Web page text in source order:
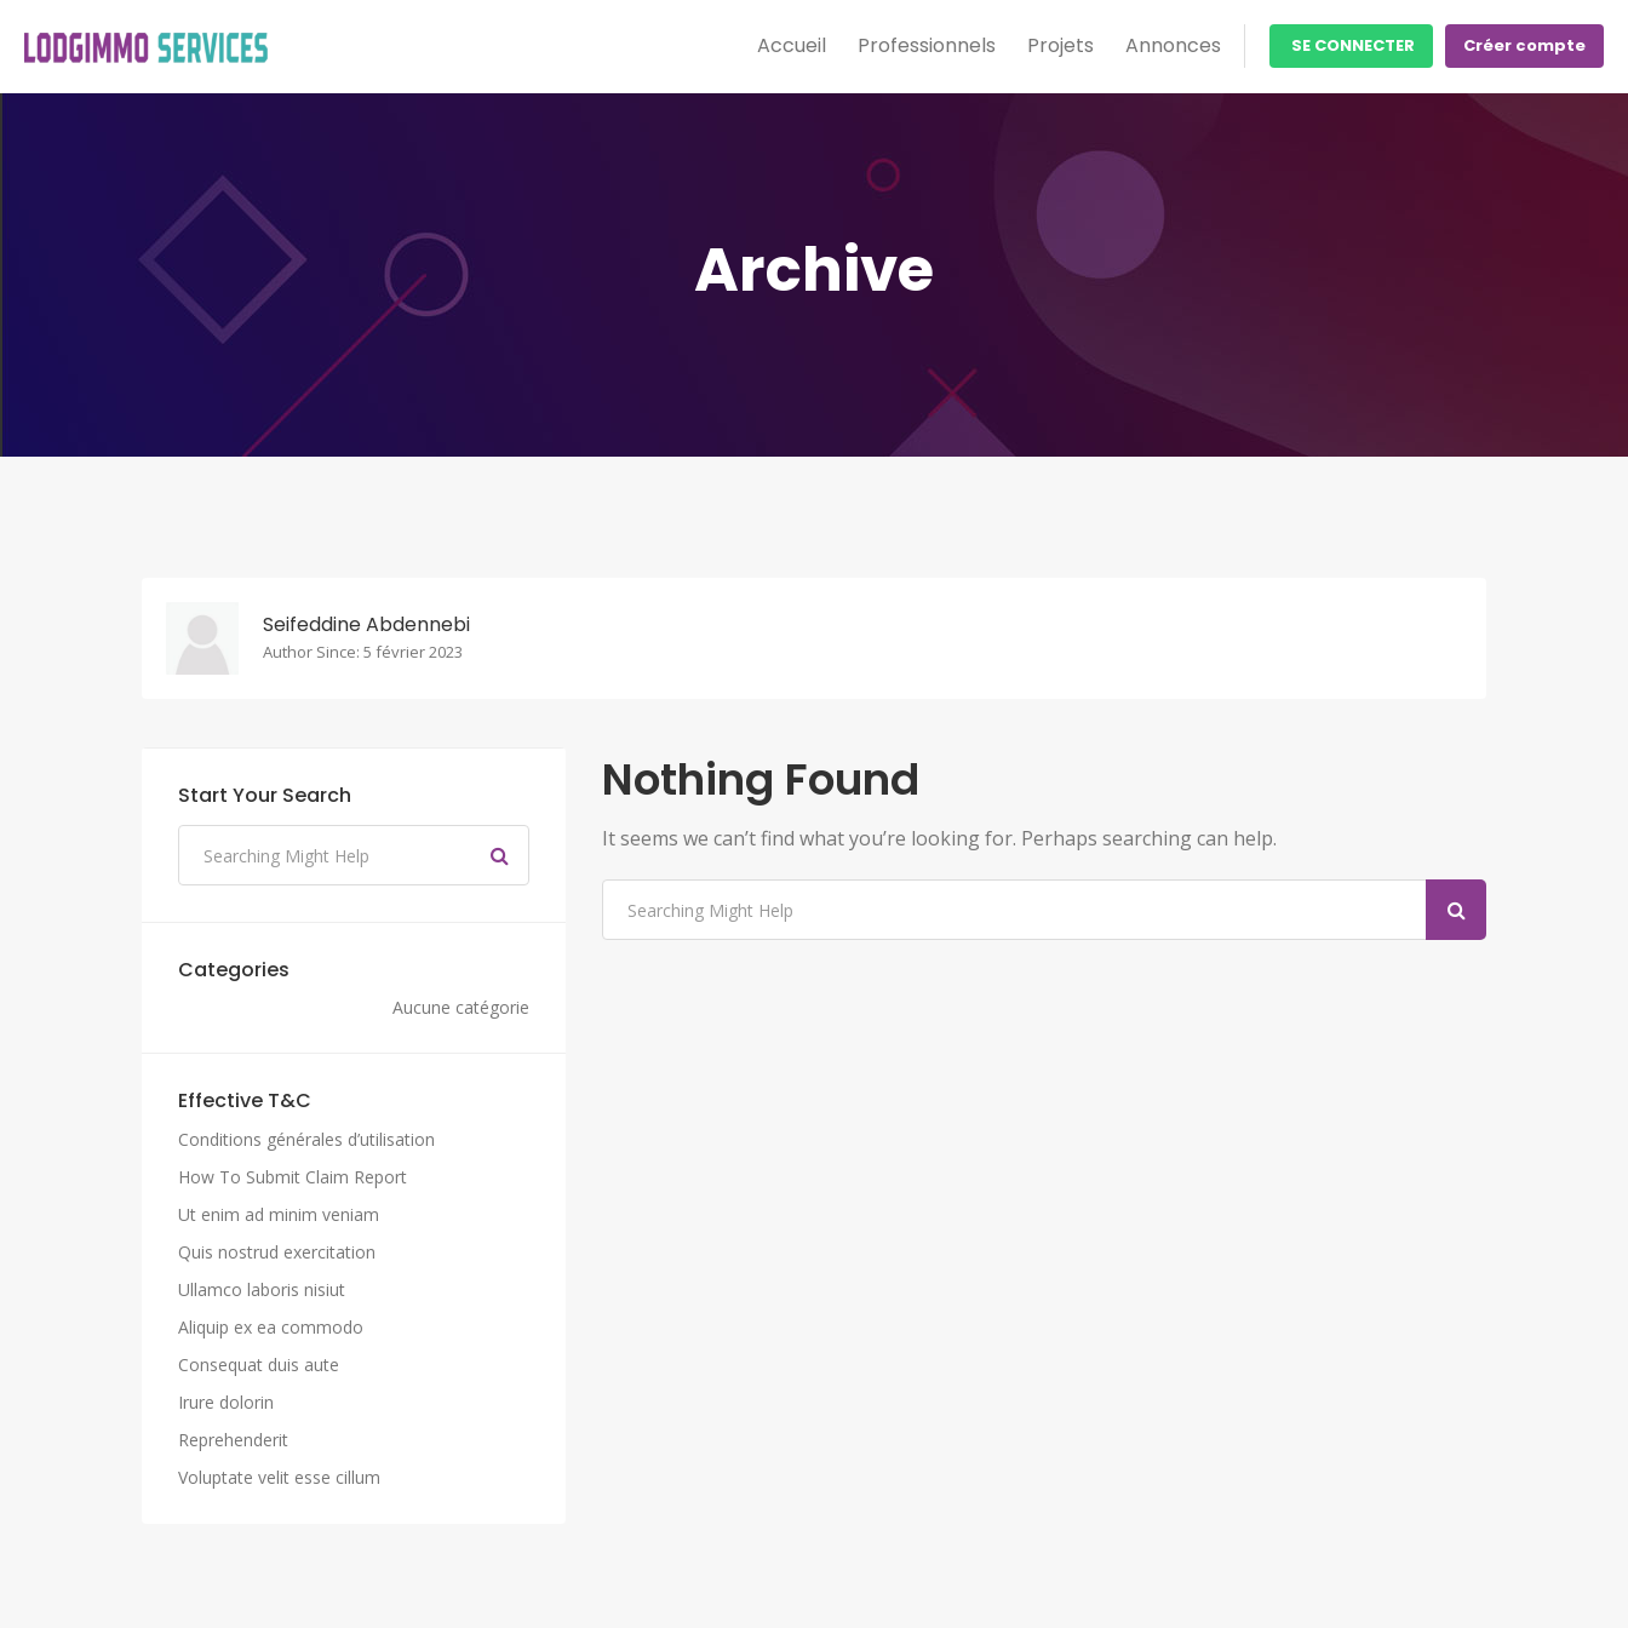
Accueil Professionnels Projets Annonces SE CONNECTER Créer compte
Archive
Seifeddine Abdennebi
Author Since: 5 février 2023
Nothing Found
It seems we can’t find what you’re looking for. Perhaps searching can help.
Start Your Search
Categories
Aucune catégorie
Effective T&C
Conditions générales d’utilisation
How To Submit Claim Report
Ut enim ad minim veniam
Quis nostrud exercitation
Ullamco laboris nisiut
Aliquip ex ea commodo
Consequat duis aute
Irure dolorin
Reprehenderit
Voluptate velit esse cillum